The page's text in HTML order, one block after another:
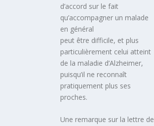
d’accord sur le fait
qu’accompagner un malade
en général
peut être difficile, et plus
particulièrement celui atteint
de la maladie d’Alzheimer,
puisqu’il ne reconnaît
pratiquement plus ses
proches.
Une remarque sur la lettre de